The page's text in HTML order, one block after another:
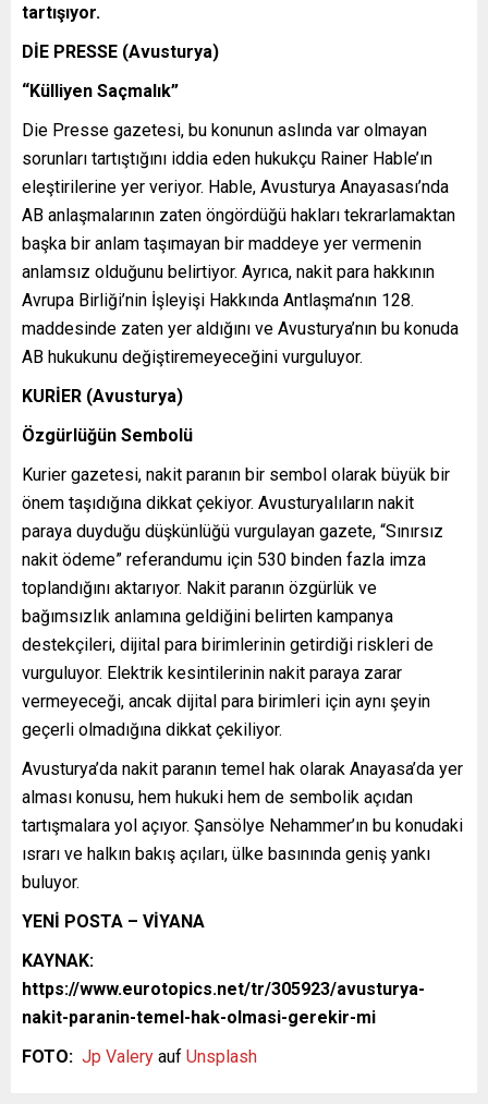
tartışıyor.
DİE PRESSE (Avusturya)
“Külliyen Saçmalık”
Die Presse gazetesi, bu konunun aslında var olmayan
sorunları tartıştığını iddia eden hukukçu Rainer Hable’ın
eleştirilerine yer veriyor. Hable, Avusturya Anayasası’nda
AB anlaşmalarının zaten öngördüğü hakları tekrarlamaktan
başka bir anlam taşımayan bir maddeye yer vermenin
anlamsız olduğunu belirtiyor. Ayrıca, nakit para hakkının
Avrupa Birliği’nin İşleyişi Hakkında Antlaşma’nın 128.
maddesinde zaten yer aldığını ve Avusturya’nın bu konuda
AB hukukunu değiştiremeyeceğini vurguluyor.
KURİER (Avusturya)
Özgürlüğün Sembolü
Kurier gazetesi, nakit paranın bir sembol olarak büyük bir
önem taşıdığına dikkat çekiyor. Avusturyalıların nakit
paraya duyduğu düşkünlüğü vurgulayan gazete, “Sınırsız
nakit ödeme” referandumu için 530 binden fazla imza
toplandığını aktarıyor. Nakit paranın özgürlük ve
bağımsızlık anlamına geldiğini belirten kampanya
destekçileri, dijital para birimlerinin getirdiği riskleri de
vurguluyor. Elektrik kesintilerinin nakit paraya zarar
vermeyeceği, ancak dijital para birimleri için aynı şeyin
geçerli olmadığına dikkat çekiliyor.
Avusturya’da nakit paranın temel hak olarak Anayasa’da yer
alması konusu, hem hukuki hem de sembolik açıdan
tartışmalara yol açıyor. Şansölye Nehammer’ın bu konudaki
ısrarı ve halkın bakış açıları, ülke basınında geniş yankı
buluyor.
YENİ POSTA – VİYANA
KAYNAK:
https://www.eurotopics.net/tr/305923/avusturya-
nakit-paranin-temel-hak-olmasi-gerekir-mi
FOTO: Jp Valery auf Unsplash